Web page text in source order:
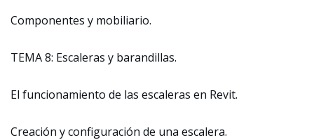
Componentes y mobiliario.
TEMA 8: Escaleras y barandillas.
El funcionamiento de las escaleras en Revit.
Creación y configuración de una escalera.